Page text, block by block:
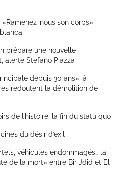
nous son corps»,
prépare une nouvelle
alerte Stefano Piazza
depuis 30 ans»: à
redoutent la démolition de
de l’histoire: la fin du statu quo
du désir d’exil
véhicules endommagés… la
de la mort» entre Bir Jdid et El